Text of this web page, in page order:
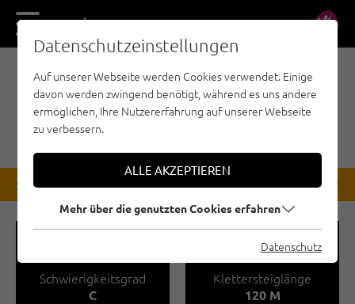
DE EN
KLETTERSTEIG - KUFSTEINERLAND
OTTENALM WALCHSEE
STATUS Bis auf Wiederruf gesperrt!
🞽
Schwierigkeitsgrad
C
🔹
Klettersteiglänge
120 M
Datenschutzeinstellungen
Auf unserer Webseite werden Cookies verwendet. Einige
davon werden zwingend benötigt, während es uns andere
ermöglichen, Ihre Nutzererfahrung auf unserer Webseite
zu verbessern.
ALLE AKZEPTIEREN
Mehr über die genutzten Cookies erfahren
Datenschutz